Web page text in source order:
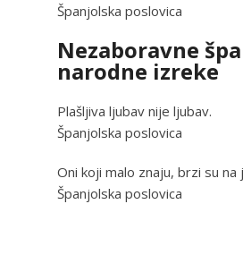
Španjolska poslovica
Nezaboravne
narodne izreke
Plašljiva ljubav nije ljubav.
Španjolska poslovica
Oni koji malo znaju, brzi su na
Španjolska poslovica